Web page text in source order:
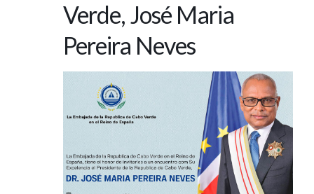
Verde, José Maria
Pereira Neves